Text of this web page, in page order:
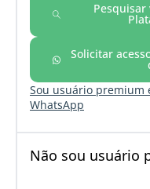
Pesquisar
Solicitar
Sou usuário premium
WhatsApp
Não sou usuário